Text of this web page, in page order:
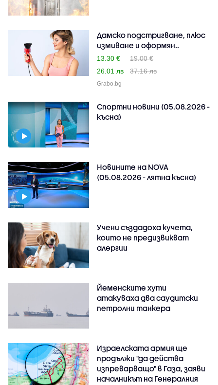
Дамско подстригване, плюс
измиване и оформян..
13.30 €
19.00 €
26.01 лв
37.16 лв
Grabo.bg
Спортни новини (05.08.2026 -
късна)
Новините на NOVA
(05.08.2026 - лятна късна)
Учени създадоха кучета,
които не предизвикват
алергии
Йеменските хути
атакуваха два саудитски
петролни танкера
Израелската армия ще
продължи "да действа
изпреварващо" в Газа, заяви
началникът на Генералния